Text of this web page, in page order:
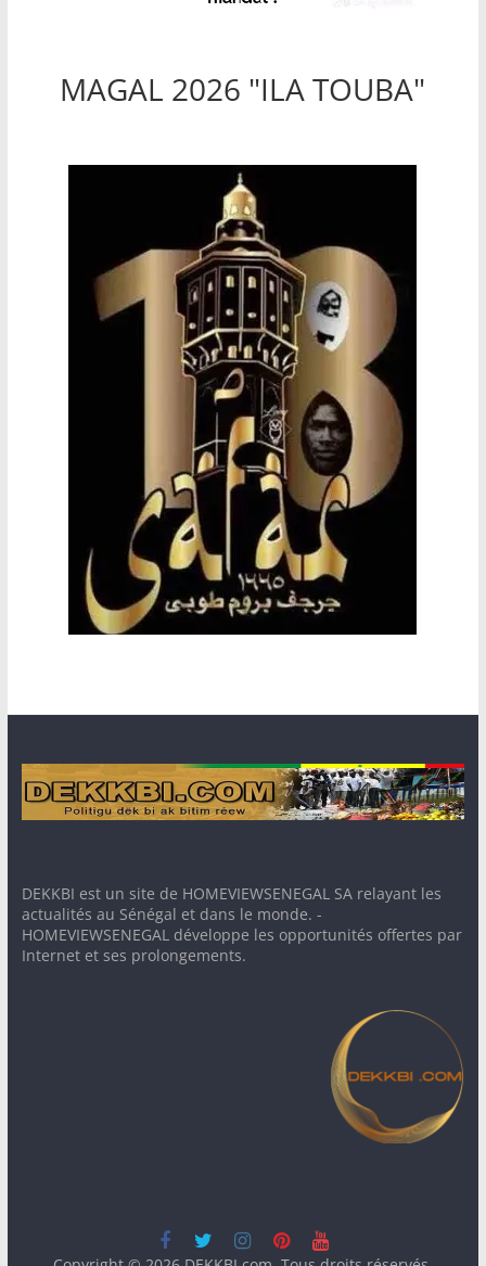
MAGAL 2026 "ILA TOUBA"
DEKKBI est un site de HOMEVIEWSENEGAL SA relayant les
actualités au Sénégal et dans le monde. -
HOMEVIEWSENEGAL développe les opportunités offertes par
Internet et ses prolongements.